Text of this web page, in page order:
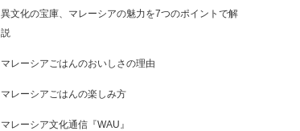
異文化の宝庫、マレーシアの魅力を7つのポイントで解
説
マレーシアごはんのおいしさの理由
マレーシアごはんの楽しみ方
マレーシア文化通信『WAU』